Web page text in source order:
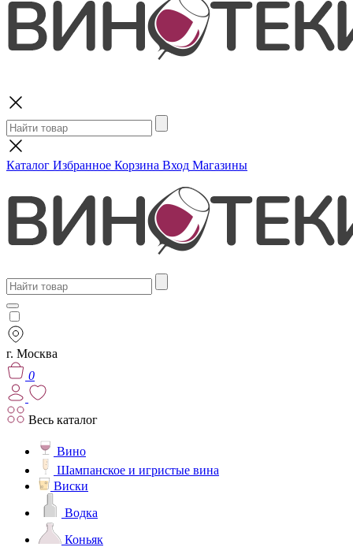
Каталог Избранное Корзина Вход Магазины
г. Москва
0
Весь каталог
Вино
Шампанское и игристые вина
Виски
Водка
Коньяк